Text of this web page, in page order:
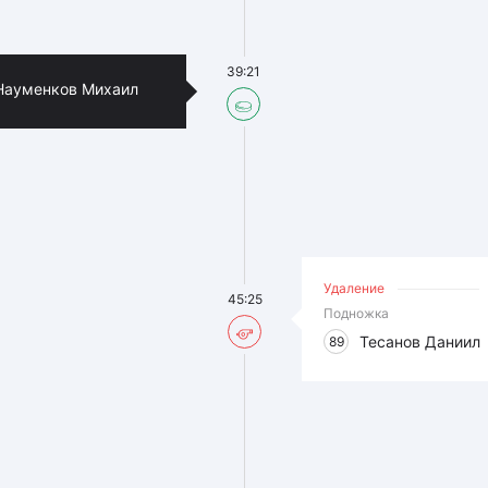
Михаил
39:21
Удаление
Подножка
89
Тесанов Даниил
45:25